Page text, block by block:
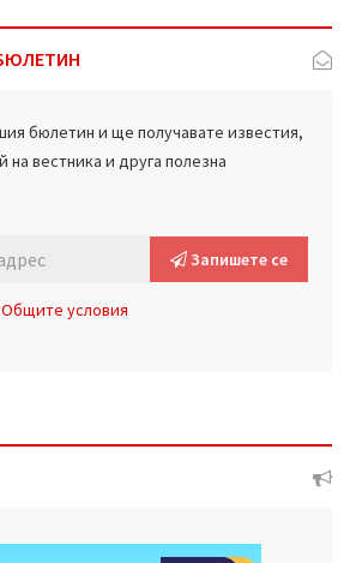
бюлетин и ще получавате известия,
на вестника и друга полезна
Запишете се
Общите условия